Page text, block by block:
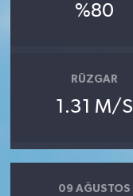
%80
RÜZGAR
1.31 M/S
09 AĞUSTOS